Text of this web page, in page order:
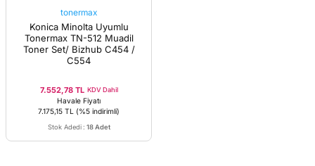
tonermax
Konica Minolta Uyumlu
Tonermax TN-512 Muadil
Toner Set/ Bizhub C454 /
C554
7.552,78 TL KDV Dahil
Havale Fiyatı
7.175,15 TL (%5 indirimli)
Stok Adedi : 18 Adet